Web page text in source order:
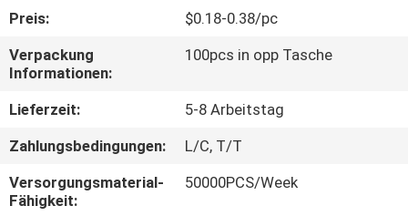
TRETEN
SIE
MIT
UNS
VERBINDUNG
Preis:
$0.18-0.38/pc
Verpackung
Informationen:
100pcs in opp Tasche
Lieferzeit:
5-8 Arbeitstag
Zahlungsbedingungen:
L/C, T/T
Versorgungsmaterial-
Fähigkeit:
50000PCS/Week